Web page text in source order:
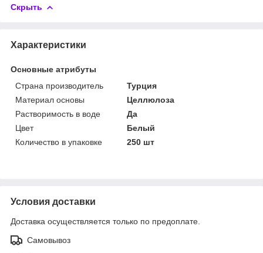
Скрыть
Характеристики
Основные атрибуты
Страна производитель
Турция
Материал основы
Целлюлоза
Растворимость в воде
Да
Цвет
Белый
Количество в упаковке
250 шт
Условия доставки
Доставка осуществляется только по предоплате.
Самовывоз